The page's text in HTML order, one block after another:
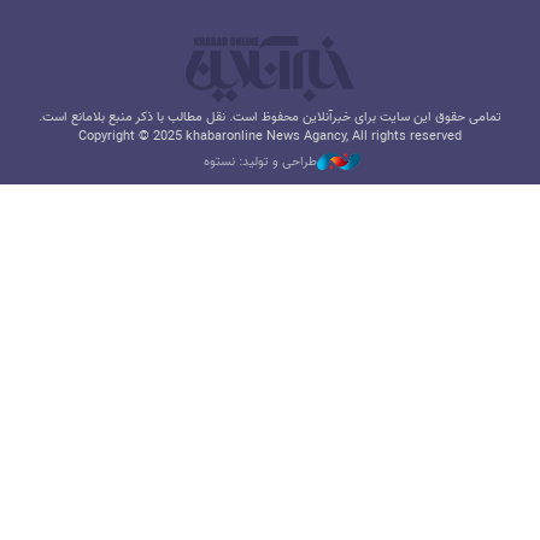
تمامی حقوق این سایت برای خبرآنلاین محفوظ است. نقل مطالب با ذکر منبع بلامانع است.
Copyright © 2025 khabaronline News Agancy, All rights reserved
طراحی و تولید: نستوه